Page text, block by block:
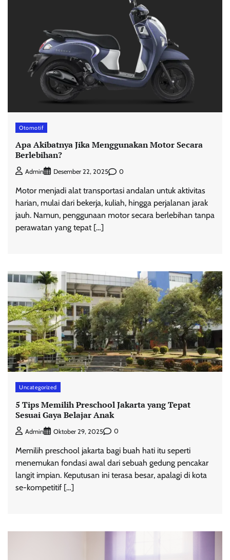
Otomotif
Apa Akibatnya Jika Menggunakan Motor Secara
Berlebihan?
Admin Desember 22, 2025 0
Motor menjadi alat transportasi andalan untuk aktivitas
harian, mulai dari bekerja, kuliah, hingga perjalanan jarak
jauh. Namun, penggunaan motor secara berlebihan tanpa
perawatan yang tepat […]
Uncategorized
5 Tips Memilih Preschool Jakarta yang Tepat
Sesuai Gaya Belajar Anak
Admin Oktober 29, 2025 0
Memilih preschool jakarta bagi buah hati itu seperti
menemukan fondasi awal dari sebuah gedung pencakar
langit impian. Keputusan ini terasa besar, apalagi di kota
se-kompetitif […]